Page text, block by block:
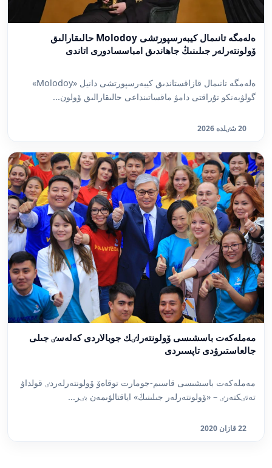
ەلەمگە تانىمال كيبەرسپورتشى Molodoy حالىقارالىق
ۆولونتەرلەر جىلىنىڭ جاھاندىق امباسسادورى اتاندى
ەلەمگە تانىمال قازاقستاندىق كيبەرسپورتشى دانيل «Molodoy»
گولۋبەنكو تۇراقتى دامۋ ماقساتىنداعى حالىقارالىق ۆولون...
20 شٸلدە 2026
مەملەكەت باسشىسى ۆولونتەرلٸك جوبالاردى كەلەسٸ جىلى
جالعاستىرۋدى تاپسىردى
مەملەكەت باسشىسى قاسىم-جومارت توقاەۆ ۆولونتەرلەردٸ قولداۋ
تەتٸكتەرٸ – «ۆولونتەرلەر جىلىنىڭ» اياقتالۋىمەن بٸر...
22 قازان 2020